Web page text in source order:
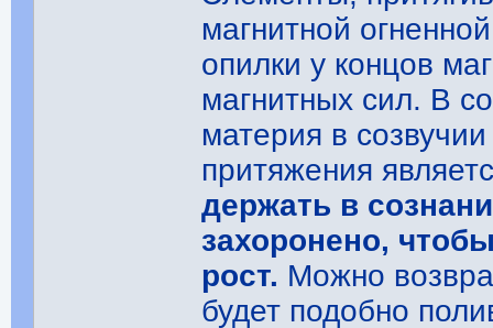
магнитной
опилки у концов
магнитных сил. В
материя в
притяжения
держать в
захоронено,
рост. Можно
будет подобно